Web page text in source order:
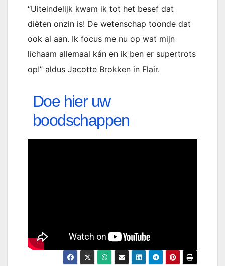
“Uiteindelijk kwam ik tot het besef dat
diëten onzin is! De wetenschap toonde dat
ook al aan. Ik focus me nu op wat mijn
lichaam allemaal kán en ik ben er supertrots
op!” aldus Jacotte Brokken in Flair.
Doe hier uw
boodschappen